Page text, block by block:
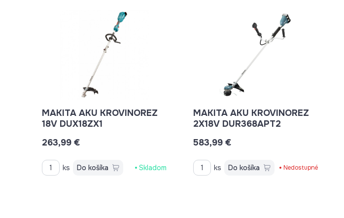
MAKITA AKU KROVINOREZ
18V DUX18ZX1
263,99 €
ks Do košíka Skladom
MAKITA AKU KROVINOREZ
2X18V DUR368APT2
583,99 €
ks Do košíka Nedostupné